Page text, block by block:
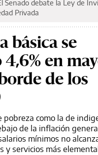
Senado debate la Ley de
Privada
básica se
en
de los
pobreza como la de
de la inflación
mínimos no
y servicios más